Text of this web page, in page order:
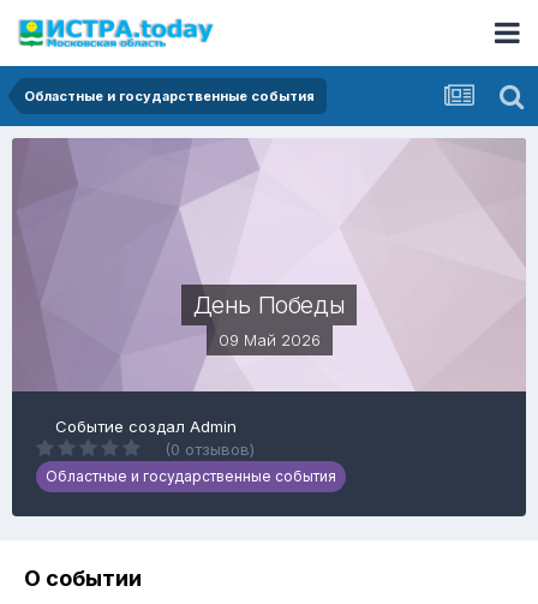
Областные и государственные события
День Победы
09 Май 2026
Событие создал Admin
(0 отзывов)
Областные и государственные события
О событии